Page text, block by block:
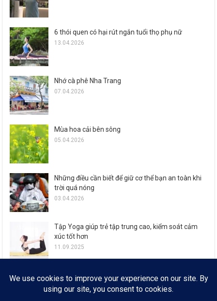
6 thói quen có hại rút ngắn tuổi thọ phụ nữ
13.04.2026
Nhớ cà phê Nha Trang
07.04.2026
Mùa hoa cải bên sông
05.04.2026
Những điều cần biết để giữ cơ thể bạn an toàn khi
trời quá nóng
03.04.2026
Tập Yoga giúp trẻ tập trung cao, kiểm soát cảm
xúc tốt hơn
11.09.2025
Zalo ra mắt loạt tính năng đón Tết Ất Tỵ cho 77,6
triệu người dùng